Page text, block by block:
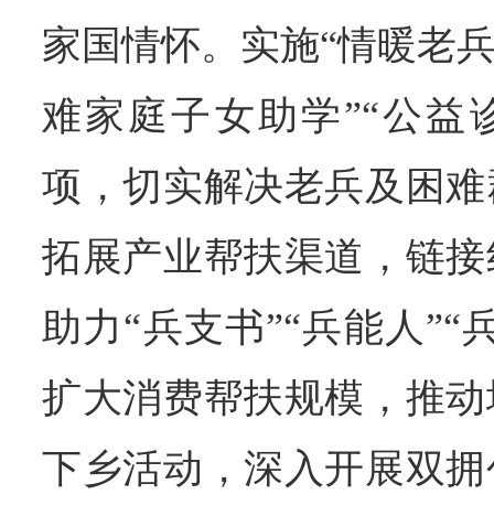
家国情怀。实施“情暖老
难家庭子女助学”“公益
项，切实解决老兵及困
拓展产业帮扶渠道，链
助力“兵支书”“兵能人”“
扩大消费帮扶规模，推
下乡活动，深入开展双